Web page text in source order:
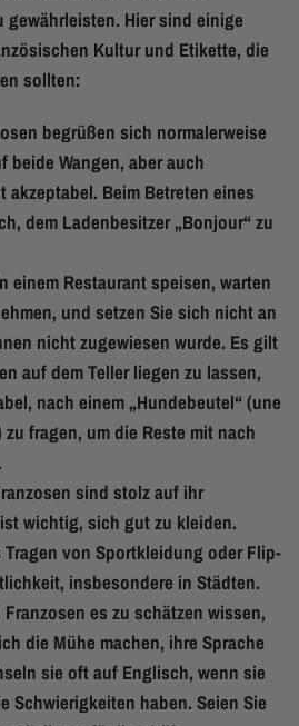
gewährleisten. Hier sind einige
Kultur und Etikette, die
sollten:
begrüßen sich normalerweise
beide Wangen, aber auch
akzeptabel. Beim Betreten eines
dem Ladenbesitzer „Bonjour“ zu
einem Restaurant speisen, warten
und setzen Sie sich nicht an
nicht zugewiesen wurde. Es gilt
auf dem Teller liegen zu lassen,
nach einem „Hundebeutel“ (une
fragen, um die Reste mit nach
sind stolz auf ihr
wichtig, sich gut zu kleiden.
Tragen von Sportkleidung oder Flip-
insbesondere in Städten.
es zu schätzen wissen,
die Mühe machen, ihre Sprache
sie oft auf Englisch, wenn sie
Schwierigkeiten haben. Seien Sie